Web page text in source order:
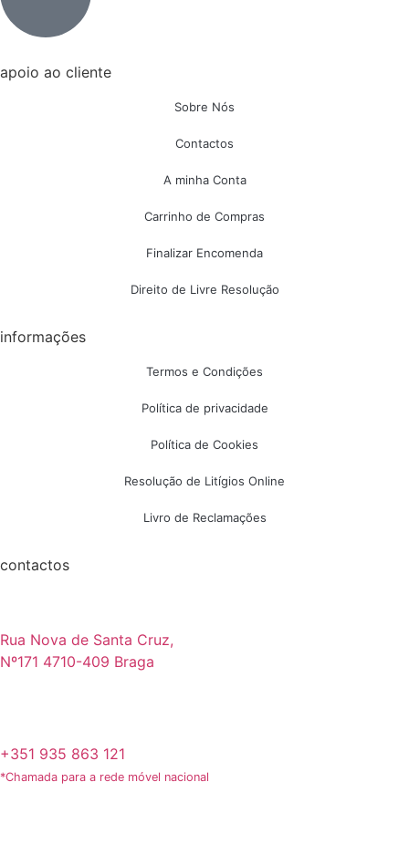
apoio ao cliente
Sobre Nós
Contactos
A minha Conta
Carrinho de Compras
Finalizar Encomenda
Direito de Livre Resolução
informações
Termos e Condições
Política de privacidade
Política de Cookies
Resolução de Litígios Online
Livro de Reclamações
contactos
Rua Nova de Santa Cruz,
Nº171 4710-409 Braga
+351 935 863 121
*Chamada para a rede móvel nacional